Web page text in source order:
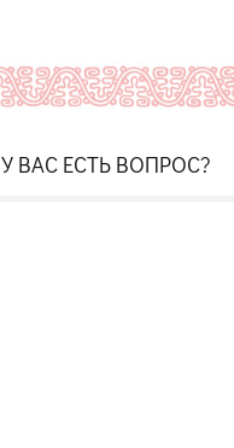
У ВАС ЕСТЬ ВОПРОС?